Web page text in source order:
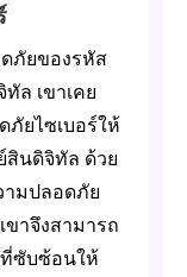
ภัยของรหัส
ล เขาเคย
ยไซเบอร์ให้
สินดิจิทัล ด้วย
ามปลอดภัย
ขาจึงสามารถ
ซับซ้อนให้